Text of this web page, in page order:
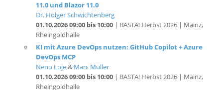
01.10.2026 09:00 bis 10:00
Rheingoldhalle
KI mit Azure DevOps nutzen: GitHub Copilot + Azure
DevOps MCP
Neno Loje&Marc Müller
01.10.2026 09:00 bis 10:00
Rheingoldhalle
Moderne Cross-Plattform Applikationen mit .NET und